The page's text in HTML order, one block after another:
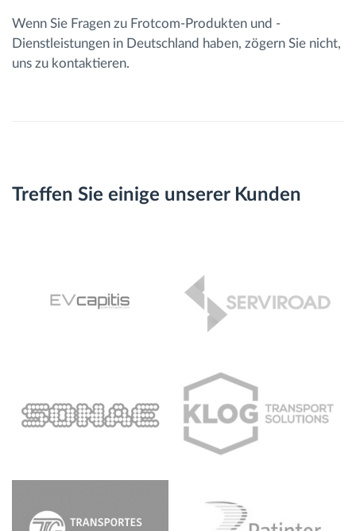
Wenn Sie Fragen zu Frotcom-Produkten und -
Dienstleistungen in Deutschland haben, zögern Sie nicht,
uns zu kontaktieren.
Treffen Sie einige unserer Kunden